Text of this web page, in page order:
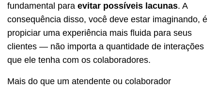
fundamental para evitar possíveis lacunas. A
consequência disso, você deve estar imaginando, é
propiciar uma experiência mais fluida para seus
clientes — não importa a quantidade de interações
que ele tenha com os colaboradores.
Mais do que um atendente ou colaborador